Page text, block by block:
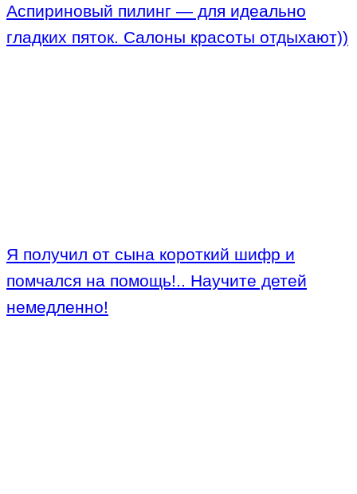
Аспириновый пилинг — для идеально
гладких пяток. Салоны красоты отдыхают))
Я получил от сына короткий шифр и
помчался на помощь!.. Научите детей
немедленно!